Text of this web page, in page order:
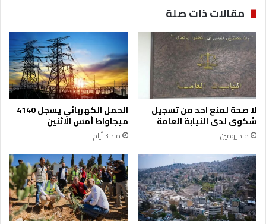
مقالات ذات صلة
لا صحة لمنع احد من تسجيل
شكوى لدى النيابة العامة
منذ يومين
الحمل الكهربائي يسجل 4140
ميجاواط أمس الاثنين
منذ 3 أيام